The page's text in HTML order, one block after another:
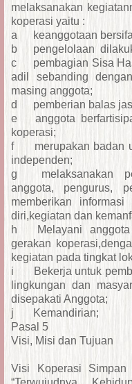
melaksanakan
koperasi yaitu :
a
keanggotaan
b
pengelolaan
c
pembagian Sisa
adil sebanding
masing anggota;
d
pemberian balas
e
anggota
koperasi;
f
merupakan badan
independen;
g
melaksanakan
anggota, pengurus,
memberikan
diri,kegiatan dan
h
Melayani
gerakan
kegiatan pada tingkat
i
Bekerja untuk
lingkungan dan
disepakati Anggota;
j
Kemandirian;
Pasal 5
Visi, Misi dan Tujuan
Visi Koperasi